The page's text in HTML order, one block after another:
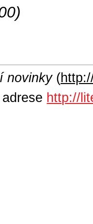
novinky(
http://